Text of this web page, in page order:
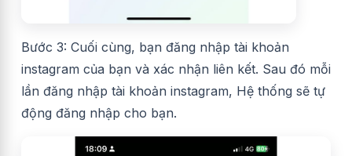
Bước 3: Cuối cùng, bạn đăng nhập tài khoản
instagram của bạn và xác nhận liên kết. Sau đó mỗi
lần đăng nhập tài khoản instagram, Hệ thống sẽ tự
động đăng nhập cho bạn.